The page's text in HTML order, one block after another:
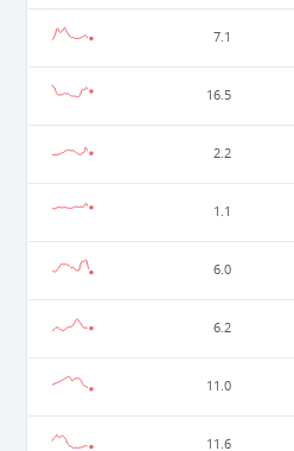
7.1
16.5
2.2
1.1
6.0
6.2
11.0
11.6